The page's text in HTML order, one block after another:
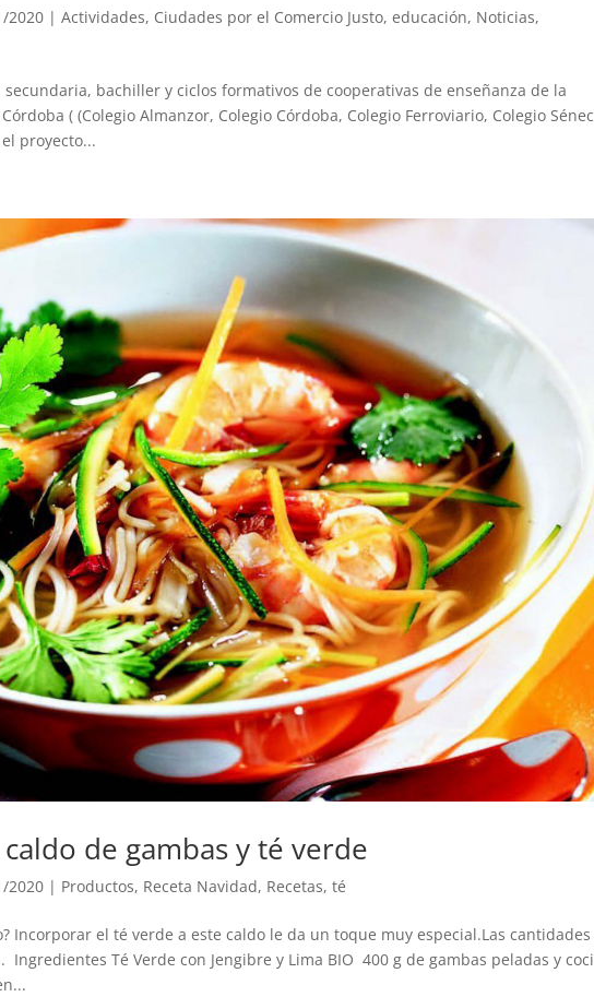
2020 |Actividades, Ciudades por el Comercio Justo,educación, Noticias,
bachiller y ciclos formativos de cooperativas de enseñanza de la
( (Colegio Almanzor, Colegio Córdoba, Colegio Ferroviario, Colegio
proyecto...
de gambas y té verde
2020 | Productos, Receta Navidad, Recetas,té
Incorporar el té verde a este caldo le da un toque muy especial.Las cantidades
Ingredientes Té Verde con Jengibre y Lima BIO 400 g de gambas peladas y